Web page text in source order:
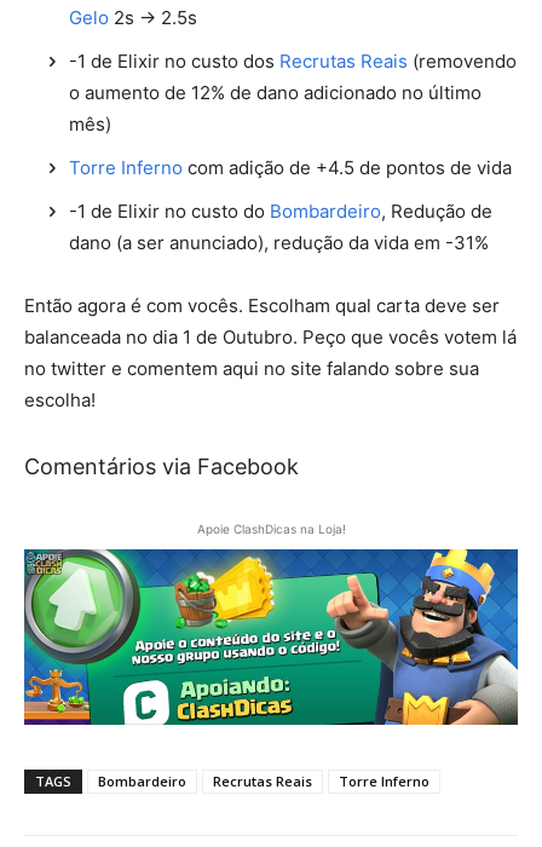
Gelo 2s -> 2.5s
-1 de Elixir no custo dos Recrutas Reais (removendo
o aumento de 12% de dano adicionado no último
mês)
Torre Inferno com adição de +4.5 de pontos de vida
-1 de Elixir no custo do Bombardeiro, Redução de
dano (a ser anunciado), redução da vida em -31%
Então agora é com vocês. Escolham qual carta deve ser
balanceada no dia 1 de Outubro. Peço que vocês votem lá
no twitter e comentem aqui no site falando sobre sua
escolha!
Comentários via Facebook
Apoie ClashDicas na Loja!
TAGS Bombardeiro Recrutas Reais Torre Inferno